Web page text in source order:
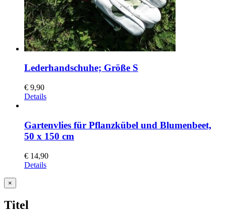
Lederhandschuhe; Größe S
€ 9,90
Details
Gartenvlies für Pflanzkübel und Blumenbeet,
50 x 150 cm
€ 14,90
Details
Close
product
view
×
Titel